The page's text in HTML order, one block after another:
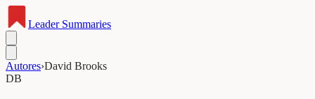
LeaderSummaries
Autores›David Brooks
DB